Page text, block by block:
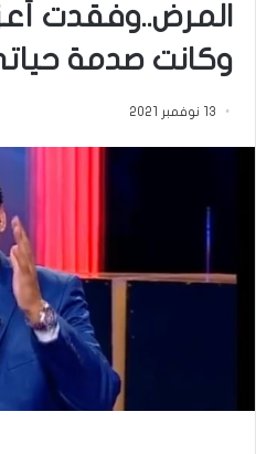
المرض..وفقدت
وكانت صدمة
13 نوفمبر 2021